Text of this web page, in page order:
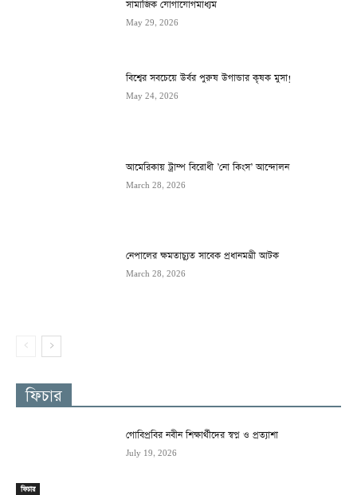
সামাজিক যোগাযোগমাধ্যম
May 29, 2026
বিশ্বের সবচেয়ে উর্বর পুরুষ উগান্ডার কৃষক মুসা!
May 24, 2026
আমেরিকায় ট্রাম্প বিরোধী ’নো কিংস’ আন্দোলন
March 28, 2026
নেপালের ক্ষমতাচ্যুত সাবেক প্রধানমন্ত্রী আটক
March 28, 2026
ফিচার
ফিচার
গোবিপ্রবির নবীন শিক্ষার্থীদের স্বপ্ন ও প্রত্যাশা
July 19, 2026